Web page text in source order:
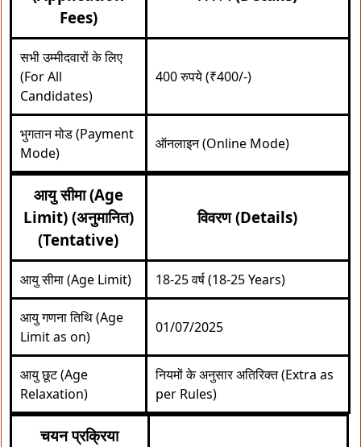
Fees)
सभी उम्मीदवारों के लिए
(For All
Candidates)
400 रुपये (₹400/-)
भुगतान मोड (Payment
Mode)
ऑनलाइन (Online Mode)
आयु सीमा (Age
Limit) (अनुमानित)
(Tentative)
विवरण (Details)
आयु सीमा (Age Limit) 18-25 वर्ष (18-25 Years)
आयु गणना तिथि (Age
Limit as on)
01/07/2025
आयु छूट (Age
Relaxation)
नियमों के अनुसार अतिरिक्त (Extra as
per Rules)
चयन प्रक्रिया